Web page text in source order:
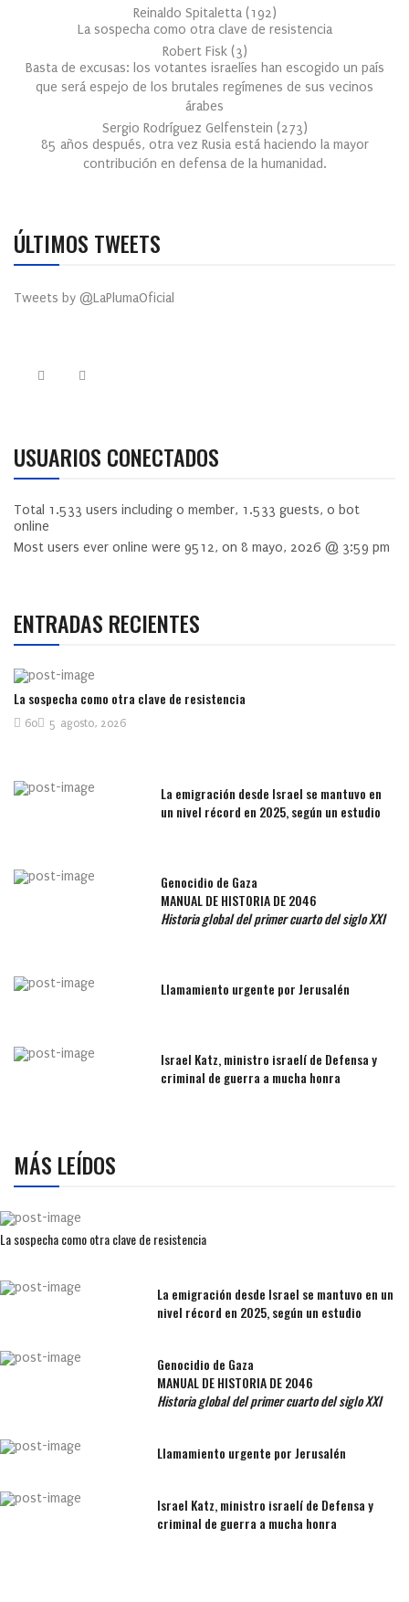
Reinaldo Spitaletta (192)
La sospecha como otra clave de resistencia
Robert Fisk (3)
Basta de excusas: los votantes israelíes han escogido un país
que será espejo de los brutales regímenes de sus vecinos
árabes
Sergio Rodríguez Gelfenstein (273)
85 años después, otra vez Rusia está haciendo la mayor
contribución en defensa de la humanidad.
ÚLTIMOS TWEETS
Tweets by @LaPlumaOficial
USUARIOS CONECTADOS
Total 1.533 users including 0 member, 1.533 guests, 0 bot
online
Most users ever online were 9512, on 8 mayo, 2026 @ 3:59 pm
ENTRADAS RECIENTES
La sospecha como otra clave de resistencia
5 agosto, 2026
60
La emigración desde Israel se mantuvo en
un nivel récord en 2025, según un estudio
Genocidio de Gaza
MANUAL DE HISTORIA DE 2046
Historia global del primer cuarto del siglo XXI
Llamamiento urgente por Jerusalén
Israel Katz, ministro israelí de Defensa y
criminal de guerra a mucha honra
MÁS LEÍDOS
La sospecha como otra clave de resistencia
La emigración desde Israel se mantuvo en un
nivel récord en 2025, según un estudio
Genocidio de Gaza
MANUAL DE HISTORIA DE 2046
Historia global del primer cuarto del siglo XXI
Llamamiento urgente por Jerusalén
Israel Katz, ministro israelí de Defensa y
criminal de guerra a mucha honra